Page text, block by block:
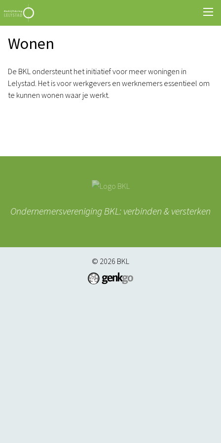
Wonen
De BKL ondersteunt het initiatief voor meer woningen in
Lelystad. Het is voor werkgevers en werknemers essentieel om
te kunnen wonen waar je werkt.
Ondernemersvereniging BKL: verbinden & versterken
© 2026 BKL